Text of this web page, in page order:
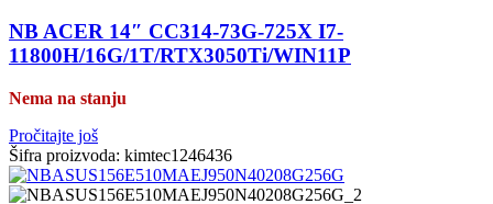
NB ACER 14″ CC314-73G-725X I7-
11800H/16G/1T/RTX3050Ti/WIN11P
Nema na stanju
Pročitajte još
Šifra proizvoda: kimtec1246436